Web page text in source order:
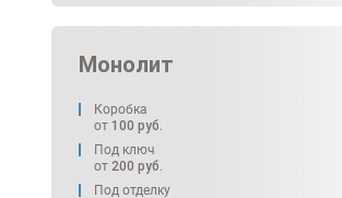
Монолит
Коробка
от 100 руб.
Под ключ
от 200 руб.
Под отделку